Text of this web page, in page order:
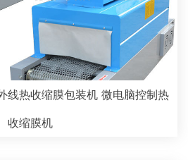
线热收缩膜包装机 微电脑控制热
收缩膜机